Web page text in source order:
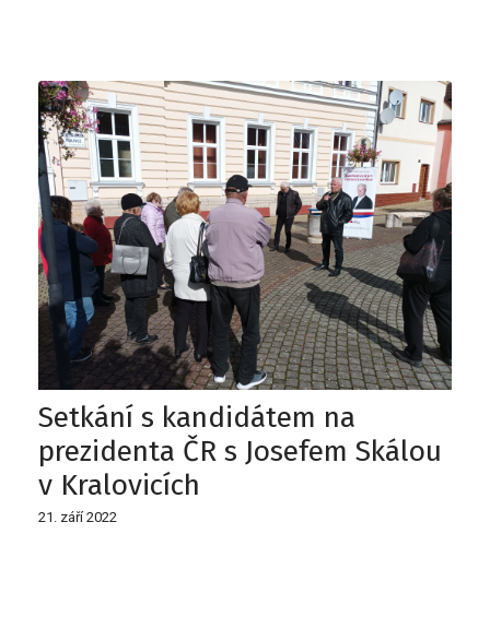
Setkání s kandidátem na
prezidenta ČR s Josefem Skálou
v Kralovicích
21. září 2022